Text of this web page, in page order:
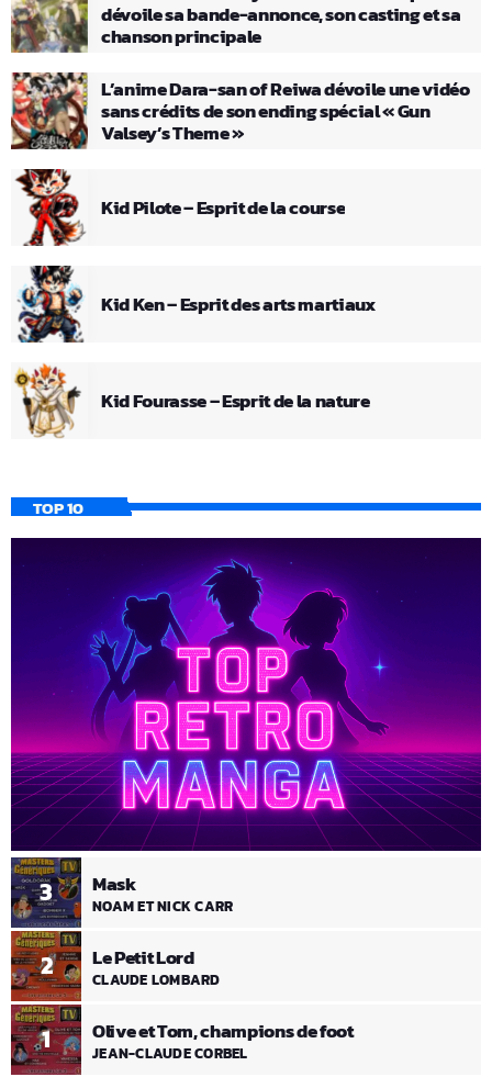
dévoile sa bande-annonce, son casting et sa
chanson principale
L’anime Dara-san of Reiwa dévoile une vidéo
sans crédits de son ending spécial « Gun
Valsey’s Theme »
Kid Pilote – Esprit de la course
Kid Ken – Esprit des arts martiaux
Kid Fourasse – Esprit de la nature
TOP 10
1 Olive et Tom, champions de foot
JEAN-CLAUDE CORBEL
2 Le Petit Lord
CLAUDE LOMBARD
3 Mask
NOAM ET NICK CARR